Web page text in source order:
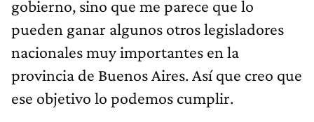
gobierno, sino que me parece que lo
pueden ganar algunos otros legisladores
nacionales muy importantes en la
provincia de Buenos Aires. Así que creo que
ese objetivo lo podemos cumplir.